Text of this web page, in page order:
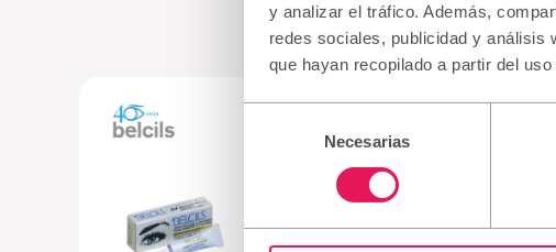
y analizar el tráfico. Además,
redes sociales, publicidad y análisis
que hayan recopilado a partir del
consentimiento
Necesarias